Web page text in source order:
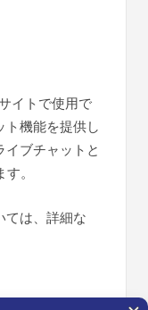
イトで使用で
ト機能を提供し
ブチャットと
。
ては、詳細な